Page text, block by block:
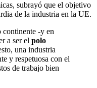
subrayó que el objetivo
de la industria en la UE.
continente -y en
a ser el polo
una industria
y respetuosa con el
de trabajo bien